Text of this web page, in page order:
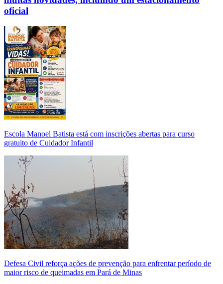
oficial
Escola Manoel Batista está com inscrições abertas para curso
gratuito de Cuidador Infantil
Defesa Civil reforça ações de prevenção para enfrentar período de
maior risco de queimadas em Pará de Minas